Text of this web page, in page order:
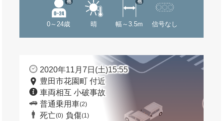
0～24歳
他
晴 幅～3.5m
他
信号なし
2020年11月7日(土)15:55
豊田市花園町 付近
車両相互 小破事故
普通乗用車(2)
死亡(0) 負傷(1)